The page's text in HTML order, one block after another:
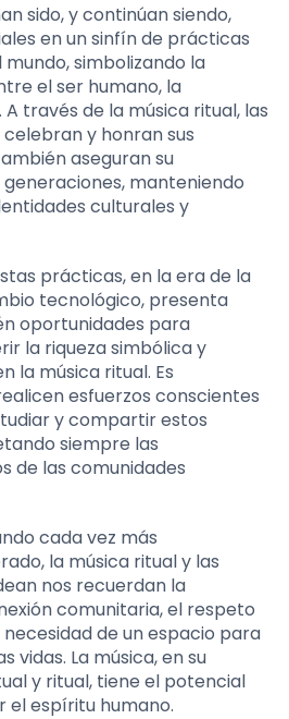
sido, y continúan siendo,
en un sinfín de prácticas
simbolizando la
el ser humano, la
través de la música ritual, las
y honran sus
aseguran su
manteniendo
culturales y
prácticas, en la era de la
tecnológico, presenta
oportunidades para
la riqueza simbólica y
la música ritual. Es
esfuerzos conscientes
y compartir estos
siempre las
de las comunidades
cada vez más
la música ritual y las
nos recuerdan la
comunitaria, el respeto
de un espacio para
vidas. La música, en su
y ritual, tiene el potencial
el espíritu humano.